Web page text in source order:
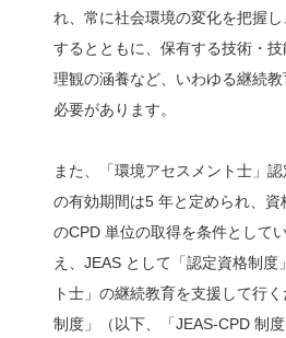
れ、常に社会環境の変化を把握
するとともに、保有する技術・
理観の涵養など、いわゆる継続
必要があります。
また、「環境アセスメント士」
の有効期間は5 年と定められ、
のCPD 単位の取得を条件として
え、JEAS として「認定資格制
ト士」の継続教育を支援して行
制度」（以下、「JEAS‐CPD 制